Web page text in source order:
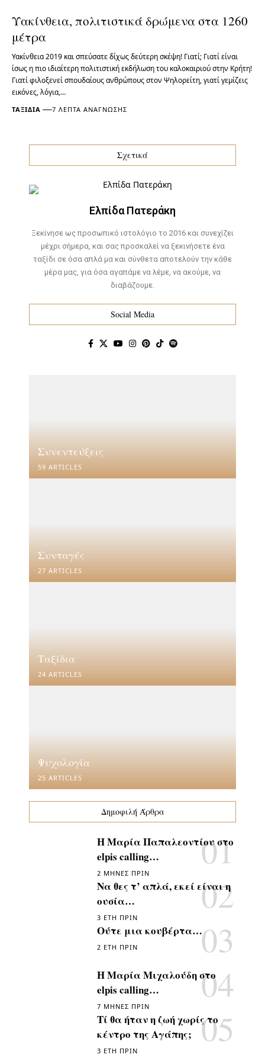
Υακίνθεια, πολιτιστικά δρώμενα στα 1260
μέτρα
Υακίνθεια 2019 και σπεύσατε δίχως δεύτερη σκέψη! Γιατί; Γιατί είναι
ίσως η πιο ιδιαίτερη πολιτιστική εκδήλωση του καλοκαιριού στην Κρήτη!
Γιατί φιλοξενεί σπουδαίους ανθρώπους στον Ψηλορείτη, γιατί γεμίζεις
εικόνες, λόγια,…
ΤΑΞΊΔΙΑ 7 ΛΕΠΤΆ ΑΝΆΓΝΩΣΗΣ
Σχετικά
Ελπίδα Πατεράκη
Ξεκίνησε ως προσωπικό ιστολόγιο το 2016 και συνεχίζει
μέχρι σήμερα, και σας προσκαλεί να ξεκινήσετε ένα
ταξίδι σε όσα απλά μα και σύνθετα αποτελούν την κάθε
μέρα μας, για όσα αγαπάμε να λέμε, να ακούμε, να
διαβάζουμε.
Social Media
Συνεντεύξεις
59 ARTICLES
Συνταγές
27 ARTICLES
Ταξίδια
24 ARTICLES
Ψυχολογία
25 ARTICLES
Δημοφιλή Άρθρα
Η Μαρία Παπαλεοντίου στο
elpis calling…
2 ΜΉΝΕΣ ΠΡΙΝ
Να θες τ’ απλά, εκεί είναι η
ουσία…
3 ΈΤΗ ΠΡΙΝ
Ούτε μια κουβέρτα…
2 ΈΤΗ ΠΡΙΝ
Η Μαρία Μιχαλούδη στο
elpis calling…
7 ΜΉΝΕΣ ΠΡΙΝ
Τί θα ήταν η ζωή χωρίς το
κέντρο της Αγάπης;
3 ΈΤΗ ΠΡΙΝ